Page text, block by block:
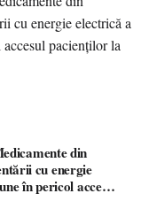
din
cu energie
în pericol accesul